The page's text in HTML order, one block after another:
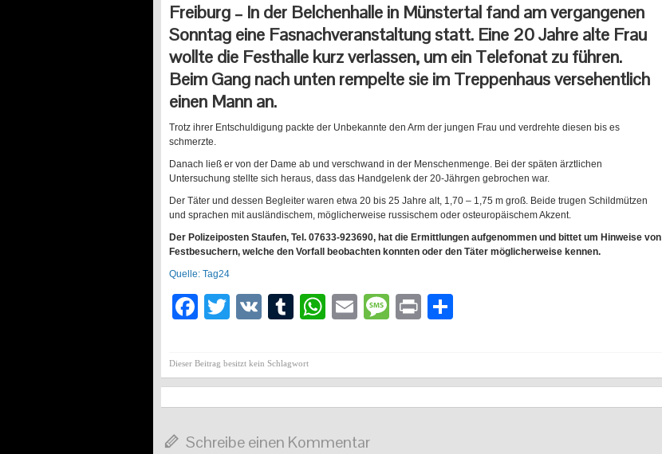
Freiburg – In der Belchenhalle in Münstertal fand am vergangenen
Sonntag eine Fasnachveranstaltung statt. Eine 20 Jahre alte Frau
wollte die Festhalle kurz verlassen, um ein Telefonat zu führen.
Beim Gang nach unten rempelte sie im Treppenhaus versehentlich
einen Mann an.
Trotz ihrer Entschuldigung packte der Unbekannte den Arm der jungen Frau und verdrehte diesen bis es
schmerzte.
Danach ließ er von der Dame ab und verschwand in der Menschenmenge. Bei der späten ärztlichen
Untersuchung stellte sich heraus, dass das Handgelenk der 20-Jährgen gebrochen war.
Der Täter und dessen Begleiter waren etwa 20 bis 25 Jahre alt, 1,70 – 1,75 m groß. Beide trugen Schildmützen
und sprachen mit ausländischem, möglicherweise russischem oder osteuropäischem Akzent.
Der Polizeiposten Staufen, Tel. 07633-923690, hat die Ermittlungen aufgenommen und bittet um Hinweise von
Festbesuchern, welche den Vorfall beobachten konnten oder den Täter möglicherweise kennen.
Quelle: Tag24
Facebook
Twitter
VK Tumblr
WhatsApp
EmailMessage
Print
Dieser Beitrag besitzt kein Schlagwort
Schreibe einen Kommentar